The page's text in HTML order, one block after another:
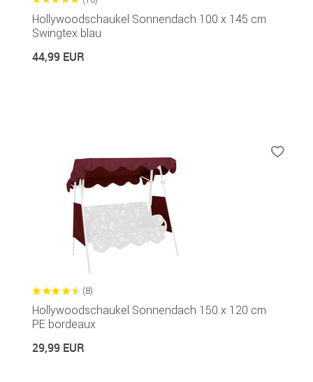
Hollywoodschaukel Sonnendach 100 x 145 cm
Swingtex blau
44,99 EUR
(8)
Hollywoodschaukel Sonnendach 150 x 120 cm
PE bordeaux
29,99 EUR